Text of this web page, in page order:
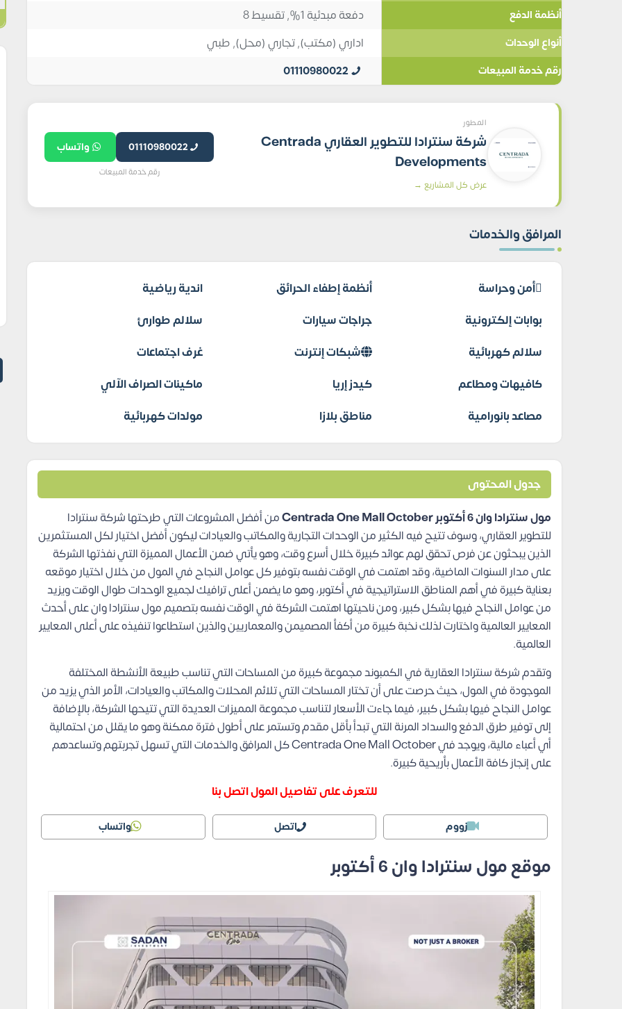
أنظمة الدفع دفعة مبدئية 1%, تقسيط 8
أنواع الوحدات اداري (مكتب),تجاري (محل),طبي
رقم خدمة المبيعات 01110980022
المطور
شركة سنترادا للتطوير العقاري Centrada
Developments
عرض كل المشاريع →
01110980022 واتساب
رقم خدمة المبيعات
المرافق والخدمات
أمن وحراسة أنظمة إطفاء الحرائق
اندية رياضية
بوابات إلكترونية
جراجات سيارات
سلالم طوارئ
سلالم كهربائية
شبكات إنترنت
غرف اجتماعات
كافيهات ومطاعم
كيدز إريا
ماكينات الصراف الآلي
مصاعد بانورامية
مناطق بلازا مولدات كهربائية
جدول المحتوى
مول سنترادا وان 6 أكتوبر Centrada One Mall October
من أفضل المشروعات التي طرحتها شركة سنترادا
للتطوير العقاري، وسوف تتيح فيه الكثير من الوحدات التجارية والمكاتب والعيادات ليكون أفضل اختيار لكل المستثمرين
الذين يبحثون عن فرص تحقق لهم عوائد كبيرة خلال أسرع وقت، وهو يأتي ضمن الأعمال المميزة التي نفذتها الشركة
على مدار السنوات الماضية، وقد اهتمت في الوقت نفسه بتوفير كل عوامل النجاح في المول من خلال اختيار موقعه
بعناية كبيرة في أهم المناطق الاستراتيجية في أكتوبر، وهو ما يضمن أعلى ترافيك لجميع الوحدات طوال الوقت ويزيد
من عوامل النجاح فيها بشكل كبير، ومن ناحيتها اهتمت الشركة في الوقت نفسه بتصميم مول سنترادا وان على أحدث
المعايير العالمية واختارت لذلك نخبة كبيرة من أكفأ المصميمن والمعماريين والذين استطاعوا تنفيذه على أعلى المعايير
العالمية.
وتقدم شركة سنترادا العقارية في الكمبوند مجموعة كبيرة من المساحات التي تناسب طبيعة الأنشطة المختلفة
الموجودة في المول، حيث حرصت على أن تختار المساحات التي تلائم المحلات والمكاتب والعيادات، الأمر الذي يزيد من
عوامل النجاح فيها بشكل كبير، فيما جاءت الأسعار لتناسب مجموعة المميزات العديدة التي تتيحها الشركة، بالإضافة
إلى توفير طرق الدفع والسداد المرنة التي تبدأ بأقل مقدم وتستمر على أطول فترة ممكنة وهو ما يقلل من احتمالية
أي أعباء مالية، ويوجد في Centrada One Mall October كل المرافق والخدمات التي تسهل تجربتهم وتساعدهم
على إنجاز كافة الأعمال بأريحية كبيرة.
للتعرف على تفاصيل المول اتصل بنا
زووم اتصل واتساب
موقع مول سنترادا وان 6 أكتوبر